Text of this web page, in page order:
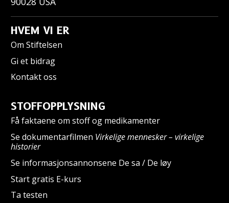
HVEM VI ER
Om Stiftelsen
Gi et bidrag
Kontakt oss
STOFFOPPLYSNING
Få faktaene om stoff og medikamenter
Se dokumentarfilmen Virkelige mennesker – virkelige
historier
Se informasjonsannonsene De sa / De løy
Start gratis E-kurs
Ta testen